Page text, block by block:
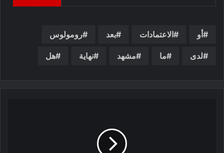
أو الاعتمادات بعد رومولوس
لدى ما مشهد نهاية هل